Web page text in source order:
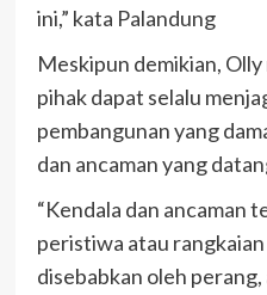
ini,” kata Palandung
Meskipun demikian,
pihak dapat selalu
pembangunan yang
dan ancaman yang
“Kendala dan ancaman
peristiwa atau
disebabkan oleh perang,